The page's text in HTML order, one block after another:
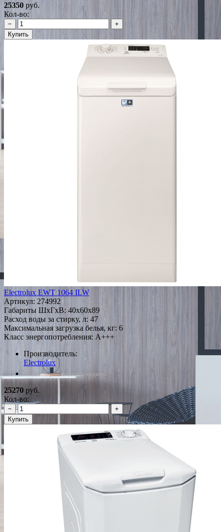
25350 руб.
Кол-во:
−
+
Купить
Electrolux EWT 1064 ILW
Артикул: 274992
Габариты ШxГxВ: 40x60x89
Расход воды за стирку, л: 47
Максимальная загрузка белья, кг: 6
Класс энергопотребления: A+++
Производитель:
Electrolux
*Наличие уточняйте у менеджера
25270 руб.
Кол-во:
−
+
Купить